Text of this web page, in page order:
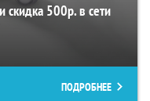
скидка 500р. в сети
ПОДРОБНЕЕ